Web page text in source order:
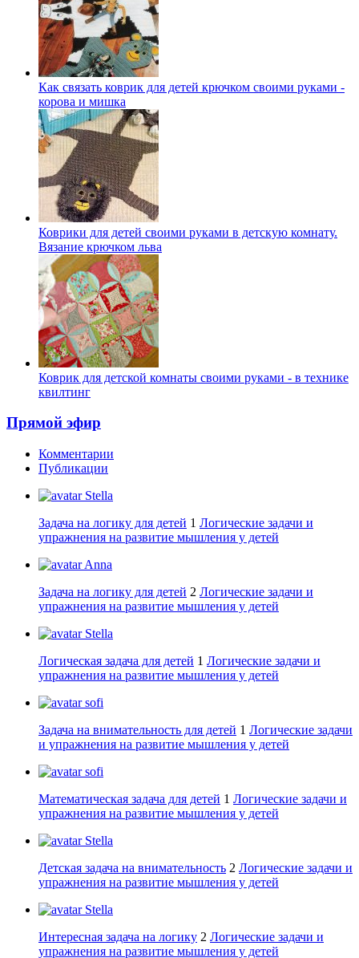
Как связать коврик для детей крючком своими руками -
корова и мишка
Коврики для детей своими руками в детскую комнату.
Вязание крючком льва
Коврик для детской комнаты своими руками - в технике
квилтинг
Прямой эфир
Комментарии
Публикации
Stella
Задача на логику для детей 1 Логические задачи и
упражнения на развитие мышления у детей
Anna
Задача на логику для детей 2 Логические задачи и
упражнения на развитие мышления у детей
Stella
Логическая задача для детей 1 Логические задачи и
упражнения на развитие мышления у детей
sofi
Задача на внимательность для детей 1 Логические задачи
и упражнения на развитие мышления у детей
sofi
Математическая задача для детей 1 Логические задачи и
упражнения на развитие мышления у детей
Stella
Детская задача на внимательность 2 Логические задачи и
упражнения на развитие мышления у детей
Stella
Интересная задача на логику 2 Логические задачи и
упражнения на развитие мышления у детей